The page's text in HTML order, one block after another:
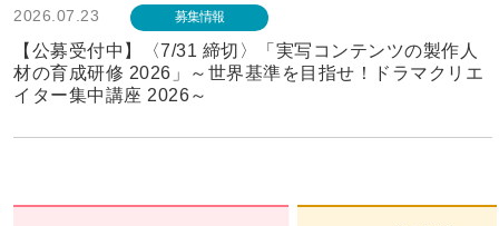
2026.07.23 募集情報
【公募受付中】〈7/31 締切〉「実写コンテンツの製作人
材の育成研修 2026」～世界基準を目指せ！ドラマクリエ
イター集中講座 2026～